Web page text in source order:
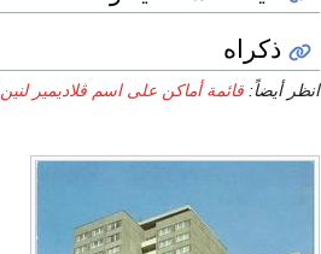
ذكراه
انظر أيضاً: قائمة أماكن على اسم ڤلاديمير لنين